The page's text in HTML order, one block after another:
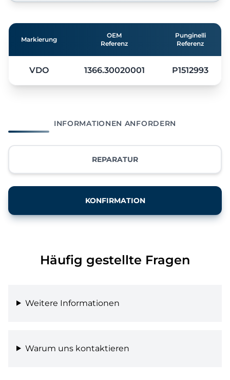
Markierung
OEM
Referenz
Punginelli
Referenz
VDO 1366.30020001 P1512993
INFORMATIONEN ANFORDERN
REPARATUR
KONFIRMATION
Häufig gestellte Fragen
Weitere Informationen
Warum uns kontaktieren